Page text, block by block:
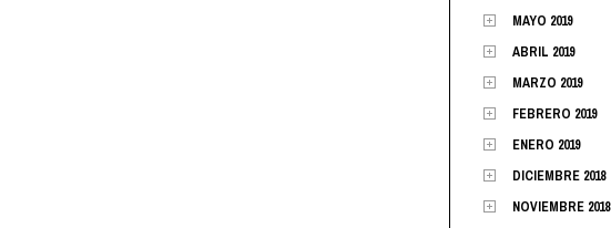
MAYO 2019
ABRIL 2019
MARZO 2019
FEBRERO 2019
ENERO 2019
DICIEMBRE 2018
NOVIEMBRE 2018